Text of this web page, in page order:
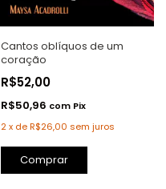
Cantos oblíquos de um
coração
R$52,00
R$50,96 com Pix
2 x deR$26,00 sem juros
Comprar